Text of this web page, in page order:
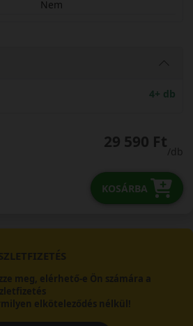
Nem
4+ db
29 590 Ft
/db
KOSÁRBA
meg, elérhető-e Ön számára a
elköteleződés nélkül!